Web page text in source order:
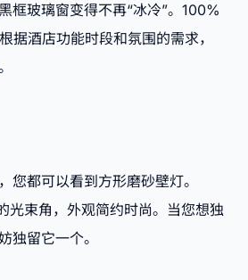
框玻璃窗变得不再“冰冷”。100%
据酒店功能时段和氛围的需求，
都可以看到方形磨砂壁灯。
光束角，外观简约时尚。当您想独
独留它一个。